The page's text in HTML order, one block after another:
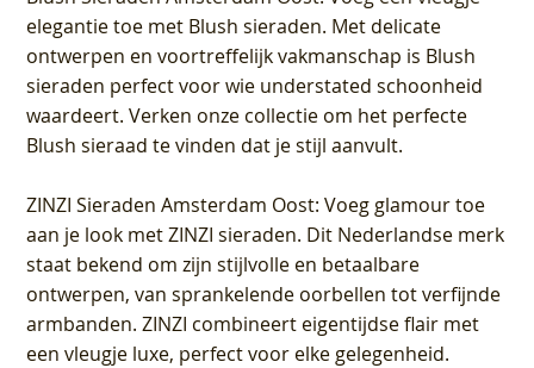
elegantie toe met Blush sieraden. Met delicate
ontwerpen en voortreffelijk vakmanschap is Blush
sieraden perfect voor wie understated schoonheid
waardeert. Verken onze collectie om het perfecte
Blush sieraad te vinden dat je stijl aanvult.
ZINZI Sieraden Amsterdam Oost: Voeg glamour toe
aan je look met ZINZI sieraden. Dit Nederlandse merk
staat bekend om zijn stijlvolle en betaalbare
ontwerpen, van sprankelende oorbellen tot verfijnde
armbanden. ZINZI combineert eigentijdse flair met
een vleugje luxe, perfect voor elke gelegenheid.